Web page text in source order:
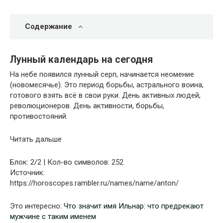
Содержание
Лунный календарь на сегодня
На небе появился лунный серп, начинается неомение
(новомесячье). Это период борьбы, астрального воина,
готового взять всё в свои руки. День активных людей,
революционеров. День активности, борьбы,
противостояний.
Читать дальше
Блок: 2/2 | Кол-во символов: 252
Источник:
https://horoscopes.rambler.ru/names/name/anton/
Это интересно: Что значит имя Ильнар: что предрекают
мужчине с таким именем